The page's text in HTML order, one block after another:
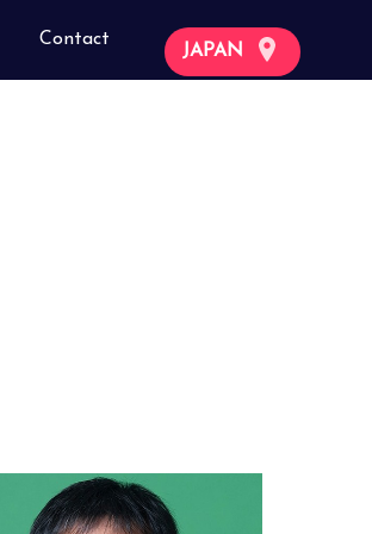
Contact
JAPAN